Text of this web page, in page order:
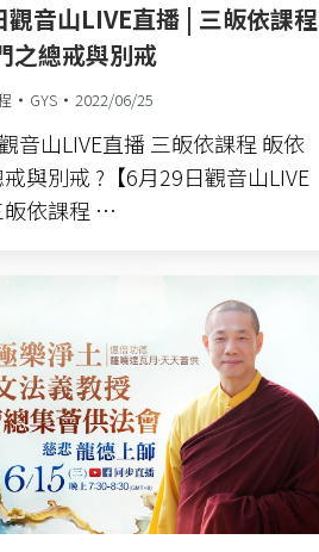
音山LIVE直播 | 三皈依課程
之總戒與別戒
GYS 2022/06/25
音山LIVE直播 三皈依課程 皈依
與別戒 ?【6月29日觀音山LIVE
皈依課程 …